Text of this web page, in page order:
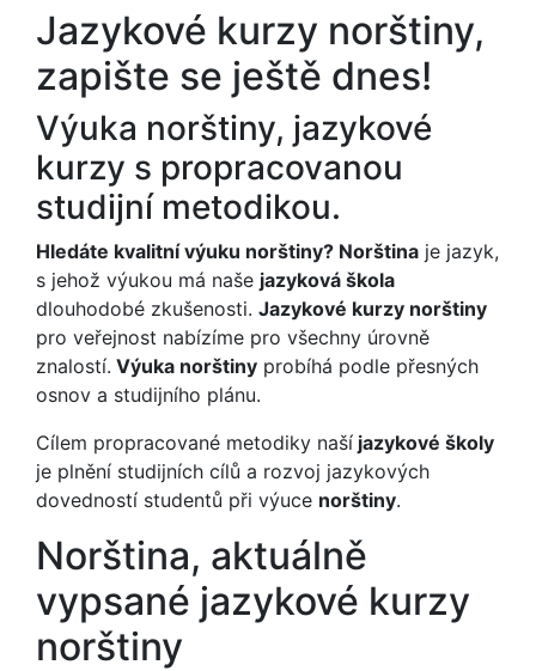
Jazykové kurzy norštiny,
zapište se ještě dnes!
Výuka norštiny, jazykové
kurzy s propracovanou
studijní metodikou.
Hledáte kvalitní výuku norštiny? Norština je jazyk,
s jehož výukou má naše jazyková škola
dlouhodobé zkušenosti. Jazykové kurzy norštiny
pro veřejnost nabízíme pro všechny úrovně
znalostí. Výuka norštiny probíhá podle přesných
osnov a studijního plánu.
Cílem propracované metodiky naší jazykové školy
je plnění studijních cílů a rozvoj jazykových
dovedností studentů při výuce norštiny.
Norština, aktuálně
vypsané jazykové kurzy
norštiny